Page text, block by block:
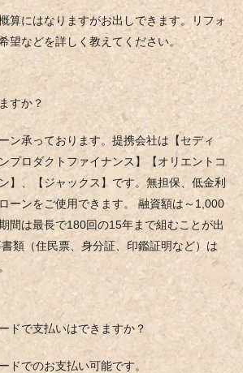
算にはなりますがお出しできます。リフォ
望などを詳しく教えてください。
すか？
ン承っております。提携会社は【セディ
プロダクトファイナンス】【オリエントコ
】、【ジャックス】です。無担保、低金利
ーンをご使用できます。 融資額は～1,000
間は最長で180回の15年まで組むことが出
類（住民票、身分証、印鑑証明など）は
ドで支払いはできますか？
ドでのお支払い可能です。